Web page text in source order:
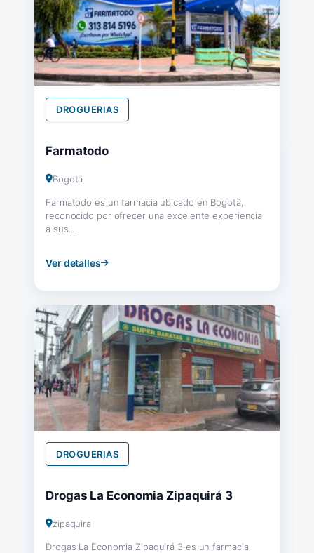
DROGUERIAS
Farmatodo
Bogotá
Farmatodo es un farmacia ubicado en Bogotá,
reconocido por ofrecer una excelente experiencia
a sus...
Ver detalles
DROGUERIAS
Drogas La Economia Zipaquirá 3
zipaquira
Drogas La Economia Zipaquirá 3 es un farmacia